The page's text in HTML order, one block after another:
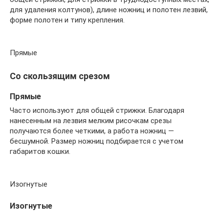
для удаления колтунов), длине ножниц и полотен лезвий,
форме полотен и типу крепления.
Прямые
Со скользящим срезом
Прямые
Часто используют для общей стрижки. Благодаря
нанесенным на лезвия мелким рисочкам срезы
получаются более четкими, а работа ножниц —
бесшумной. Размер ножниц подбирается с учетом
габаритов кошки.
Изогнутые
Изогнутые